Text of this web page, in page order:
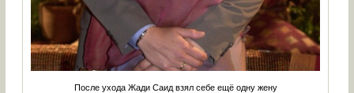
После ухода Жади Саид взял себе ещё одну жену